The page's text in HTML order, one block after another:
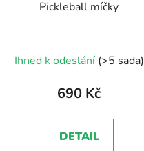
Pickleball míčky
Ihned k odeslání (>5 sada)
690 Kč
DETAIL